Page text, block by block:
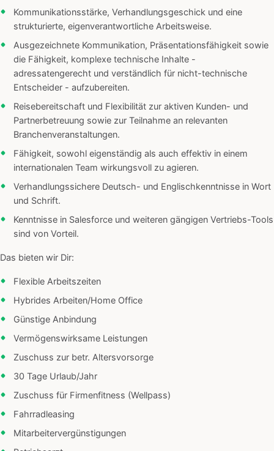
Kommunikationsstärke, Verhandlungsgeschick und eine
strukturierte, eigenverantwortliche Arbeitsweise.
Ausgezeichnete Kommunikation, Präsentationsfähigkeit sowie
die Fähigkeit, komplexe technische Inhalte -
adressatengerecht und verständlich für nicht-technische
Entscheider - aufzubereiten.
Reisebereitschaft und Flexibilität zur aktiven Kunden- und
Partnerbetreuung sowie zur Teilnahme an relevanten
Branchenveranstaltungen.
Fähigkeit, sowohl eigenständig als auch effektiv in einem
internationalen Team wirkungsvoll zu agieren.
Verhandlungssichere Deutsch- und Englischkenntnisse in Wort
und Schrift.
Kenntnisse in Salesforce und weiteren gängigen Vertriebs-Tools
sind von Vorteil.
Das bieten wir Dir:
Flexible Arbeitszeiten
Hybrides Arbeiten/Home Office
Günstige Anbindung
Vermögenswirksame Leistungen
Zuschuss zur betr. Altersvorsorge
30 Tage Urlaub/Jahr
Zuschuss für Firmenfitness (Wellpass)
Fahrradleasing
Mitarbeitervergünstigungen